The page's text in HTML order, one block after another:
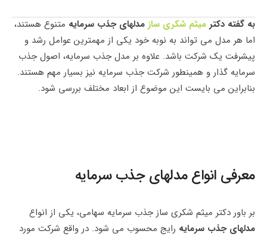
به گفته دکتر میثم شکری ساز مدلهای جذب سرمایه متنوع هستند،
اما هر مدل می تواند به نوبه خود یکی از مهمترین عوامل رشد و
پیشرفت یک شرکت باشد. علاوه بر مدل جذب سرمایه، اصول جذب
سرمایه گذار و همینطور شرکت جذب سرمایه نیز بسیار مهم هستند.
بنابراین می بایست این موضوع از ابعاد مختلف بررسی شود.
معرفی انواع مدلهای جذب سرمایه
بر باور دکتر میثم شکری ساز جذب سرمایه سهامی، یکی از انواع
مدلهای جذب سرمایه رایج محسوب می شود. در واقع شرکت مورد